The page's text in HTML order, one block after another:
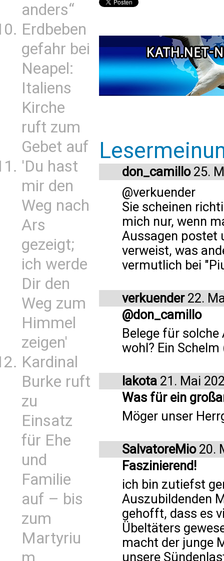
anders“
Erdbeben
gefahr bei
Neapel:
Italiens
Kirche
ruft zum
Gebet auf
'Du hast
mir den
Weg nach
Ars
gezeigt;
ich werde
Dir den
Weg zum
Himmel
zeigen'
Kardinal
Burke ruft
zu
Einsatz
für Ehe
und
Familie
auf – bis
zum
Martyriu
don_camillo25.
@verkuender
Sie scheinen
mich nur, wenn
Aussagen postet
verweist, was
vermutlich bei
verkuender22.
@don_camillo
Belege für
wohl? Ein Schelm
lakota 21. Mai
Was für ein
Möger unser
SalvatoreMio20.
Faszinierend!
ich bin zutiefst
Auszubildenden
gehofft, dass es
Übeltäters
macht der junge
unsere